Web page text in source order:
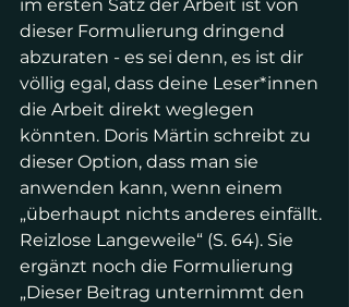
im ersten Satz der Arbeit ist von
dieser Formulierung dringend
abzuraten - es sei denn, es ist dir
völlig egal, dass deine Leser*innen
die Arbeit direkt weglegen
könnten. Doris Märtin schreibt zu
dieser Option, dass man sie
anwenden kann, wenn einem
„überhaupt nichts anderes einfällt.
Reizlose Langeweile“ (S. 64). Sie
ergänzt noch die Formulierung
„Dieser Beitrag unternimmt den